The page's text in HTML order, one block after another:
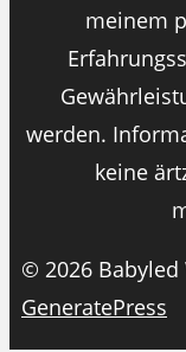
meinem
werden.
keine
© 2026 Babyled
GeneratePress